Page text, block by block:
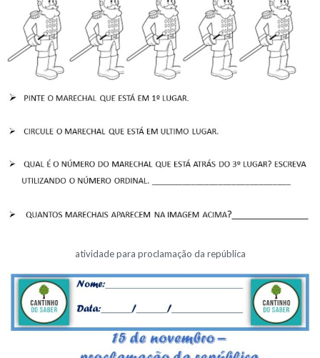
atividade para proclamação da república